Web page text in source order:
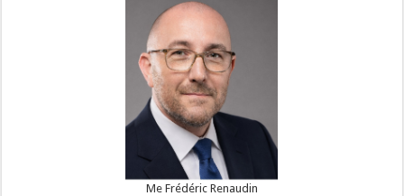
Me Frédéric Renaudin